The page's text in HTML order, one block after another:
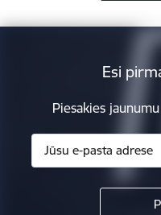
Esi
Piesakies